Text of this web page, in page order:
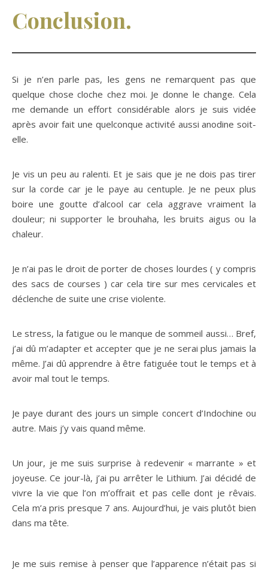
Conclusion.
Si je n’en parle pas, les gens ne remarquent pas que
quelque chose cloche chez moi. Je donne le change. Cela
me demande un effort considérable alors je suis vidée
après avoir fait une quelconque activité aussi anodine soit-
elle.
Je vis un peu au ralenti. Et je sais que je ne dois pas tirer
sur la corde car je le paye au centuple. Je ne peux plus
boire une goutte d’alcool car cela aggrave vraiment la
douleur; ni supporter le brouhaha, les bruits aigus ou la
chaleur.
Je n’ai pas le droit de porter de choses lourdes ( y compris
des sacs de courses ) car cela tire sur mes cervicales et
déclenche de suite une crise violente.
Le stress, la fatigue ou le manque de sommeil aussi… Bref,
j’ai dû m’adapter et accepter que je ne serai plus jamais la
même. J’ai dû apprendre à être fatiguée tout le temps et à
avoir mal tout le temps.
Je paye durant des jours un simple concert d’Indochine ou
autre. Mais j’y vais quand même.
Un jour, je me suis surprise à redevenir « marrante » et
joyeuse. Ce jour-là, j’ai pu arrêter le Lithium. J’ai décidé de
vivre la vie que l’on m’offrait et pas celle dont je rêvais.
Cela m’a pris presque 7 ans. Aujourd’hui, je vais plutôt bien
dans ma tête.
Je me suis remise à penser que l’apparence n’était pas si